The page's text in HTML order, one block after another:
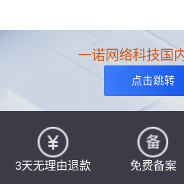
一诺网络科技国
点击跳转
3天无理由退款 免费备案